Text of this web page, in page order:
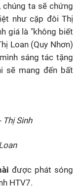
chúng ta sẽ chứng
như cặp đôi Thị
giá là "không biết
Loan (Quy Nhơn)
sáng tác tặng
sẽ mang đến bất
Thị Sinh
được phát sóng
HTV7.